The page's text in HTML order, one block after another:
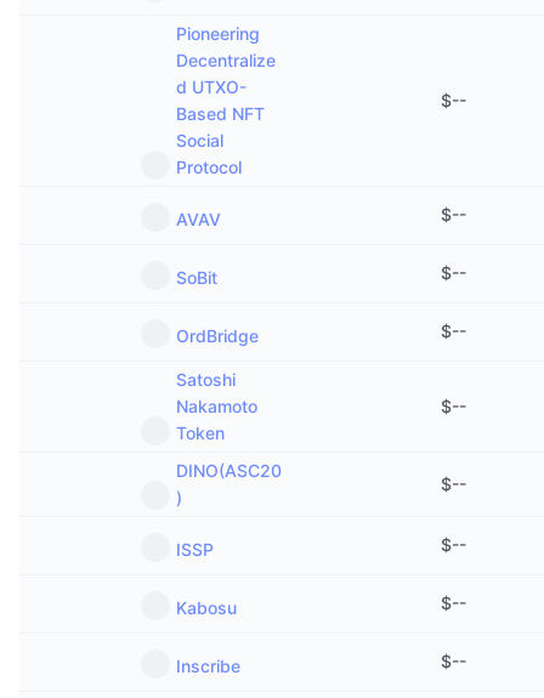
Pioneering
Decentralize
d UTXO-
Based NFT
Social
Protocol
$--
AVAV $--
SoBit $--
OrdBridge $--
Satoshi
Nakamoto
Token
$--
DINO(ASC20
)
$--
ISSP $--
Kabosu $--
Inscribe $--